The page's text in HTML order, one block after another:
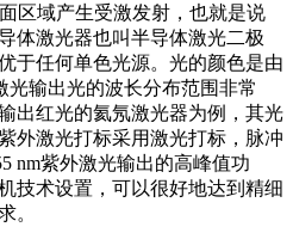
区域产生受激发射，也就是说
体激光器也叫半导体激光二极
于任何单色光源。光的颜色是由
输出光的波长分布范围非常
出红光的氦氖激光器为例，其光
外激光打标采用激光打标，脉冲
nm紫外激光输出的高峰值功
技术设置，可以很好地达到精细
。